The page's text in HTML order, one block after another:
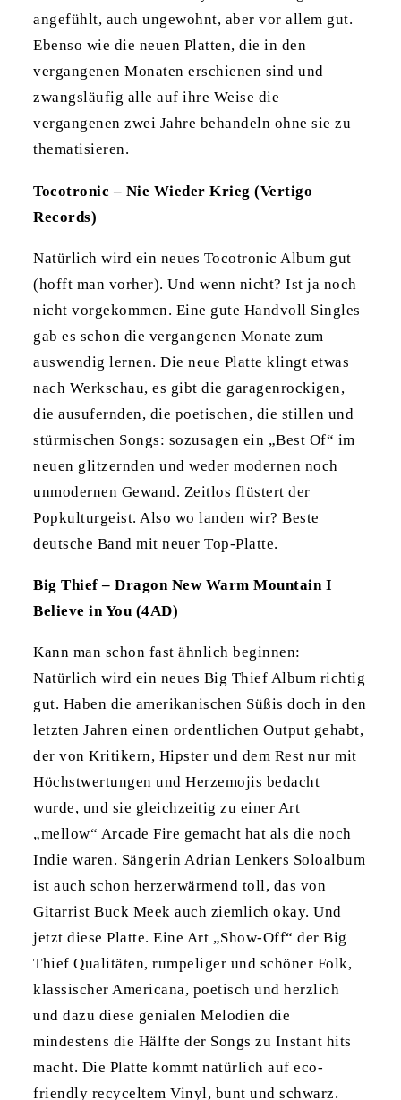
angefühlt, auch ungewohnt, aber vor allem gut.
Ebenso wie die neuen Platten, die in den
vergangenen Monaten erschienen sind und
zwangsläufig alle auf ihre Weise die
vergangenen zwei Jahre behandeln ohne sie zu
thematisieren.
Tocotronic – Nie Wieder Krieg (Vertigo
Records)
Natürlich wird ein neues Tocotronic Album gut
(hofft man vorher). Und wenn nicht? Ist ja noch
nicht vorgekommen. Eine gute Handvoll Singles
gab es schon die vergangenen Monate zum
auswendig lernen. Die neue Platte klingt etwas
nach Werkschau, es gibt die garagenrockigen,
die ausufernden, die poetischen, die stillen und
stürmischen Songs: sozusagen ein „Best Of“ im
neuen glitzernden und weder modernen noch
unmodernen Gewand. Zeitlos flüstert der
Popkulturgeist. Also wo landen wir? Beste
deutsche Band mit neuer Top-Platte.
Big Thief – Dragon New Warm Mountain I
Believe in You (4AD)
Kann man schon fast ähnlich beginnen:
Natürlich wird ein neues Big Thief Album richtig
gut. Haben die amerikanischen Süßis doch in den
letzten Jahren einen ordentlichen Output gehabt,
der von Kritikern, Hipster und dem Rest nur mit
Höchstwertungen und Herzemojis bedacht
wurde, und sie gleichzeitig zu einer Art
„mellow“ Arcade Fire gemacht hat als die noch
Indie waren. Sängerin Adrian Lenkers Soloalbum
ist auch schon herzerwärmend toll, das von
Gitarrist Buck Meek auch ziemlich okay. Und
jetzt diese Platte. Eine Art „Show-Off“ der Big
Thief Qualitäten, rumpeliger und schöner Folk,
klassischer Americana, poetisch und herzlich
und dazu diese genialen Melodien die
mindestens die Hälfte der Songs zu Instant hits
macht. Die Platte kommt natürlich auf eco-
friendly recyceltem Vinyl, bunt und schwarz.